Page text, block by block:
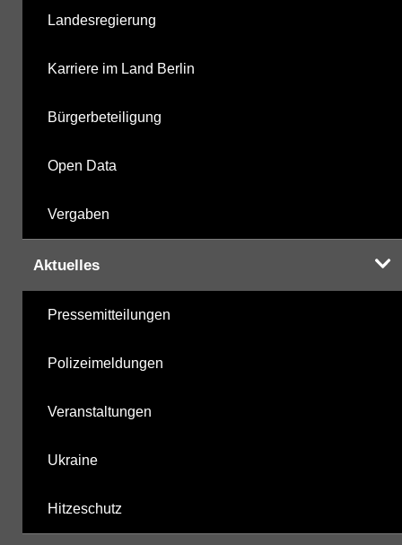
Landesregierung
Karriere im Land Berlin
Bürgerbeteiligung
Open Data
Vergaben
Aktuelles
Pressemitteilungen
Polizeimeldungen
Veranstaltungen
Ukraine
Hitzeschutz